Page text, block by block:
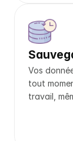
Vos
tout
travail,